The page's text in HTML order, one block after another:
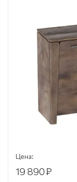
Цена:
19 890₽